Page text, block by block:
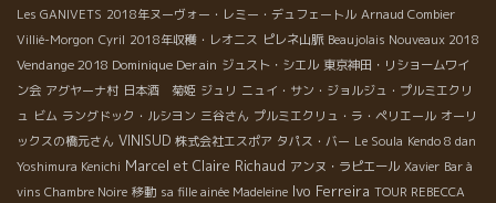
Les GANIVETS 2018年ヌーヴォー・レミー・デュフェートル Arnaud Combier
Villié-Morgon Cyril 2018年収穫・レオニス ピレネ山脈 Beaujolais Nouveaux 2018
Vendange 2018 Dominique Derain ジュスト・シエル 東京神田・リショームワイ
ン会 アグヤーナ村 日本酒 菊姫 ジュリ ニュイ・サン・ジョルジュ・プルミエクリ
ュ ビム ラングドック・ルシヨン 三谷さん プルミエクリュ・ラ・ペリエール オーリ
ックスの橋元さん VINISUD 株式会社エスポア タパス・バー Le Soula Kendo 8 dan
Yoshimura Kenichi Marcel et Claire Richaud アンヌ・ラピエール Xavier Bar à
vins Chambre Noire 移動 sa fille ainée Madeleine Ivo Ferreira TOUR REBECCA